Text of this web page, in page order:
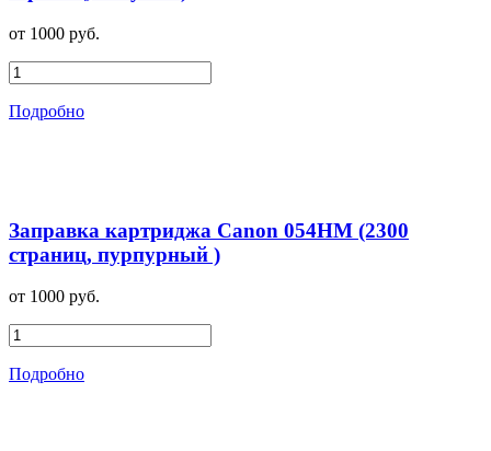
от 1000 руб.
Подробно
Заправка картриджа Canon 054HM (2300
страниц, пурпурный )
от 1000 руб.
Подробно